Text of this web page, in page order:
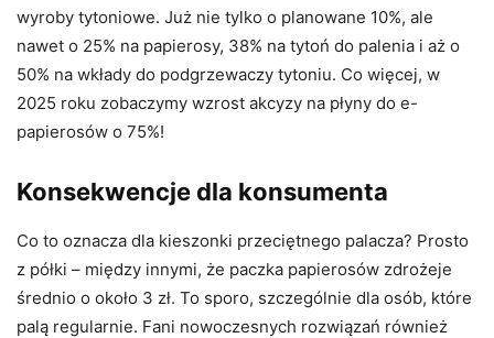
wyroby tytoniowe. Już nie tylko o planowane 10%, ale
nawet o 25% na papierosy, 38% na tytoń do palenia i aż o
50% na wkłady do podgrzewaczy tytoniu. Co więcej, w
2025 roku zobaczymy wzrost akcyzy na płyny do e-
papierosów o 75%!
Konsekwencje dla konsumenta
Co to oznacza dla kieszonki przeciętnego palacza? Prosto
z półki – między innymi, że paczka papierosów zdrożeje
średnio o około 3 zł. To sporo, szczególnie dla osób, które
palą regularnie. Fani nowoczesnych rozwiązań również